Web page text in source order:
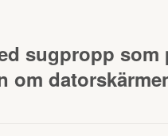
sugpropp
om